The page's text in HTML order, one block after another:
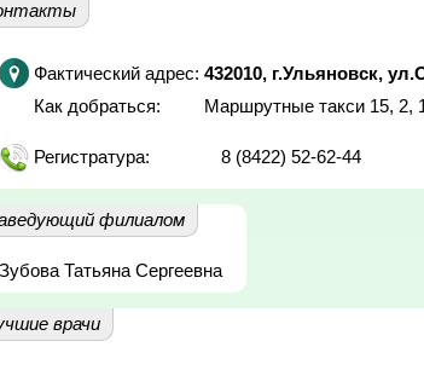
Фактический адрес: 432010, г.Ульяновск,
Как добраться: Маршрутные такси 15, 2,
Регистратура: 8 (8422) 52-62-44
филиалом
Зубова Татьяна Сергеевна
врачи